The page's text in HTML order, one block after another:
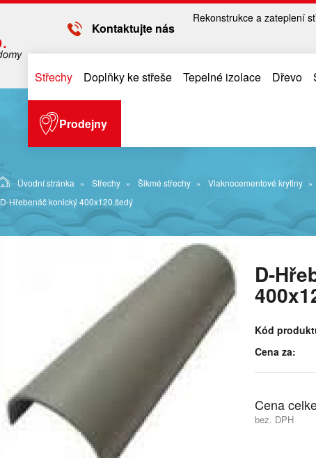
Rekonstrukce a zateplení
Kontaktujte nás
Střechy Doplňky ke střeše Tepelné izolace Dřevo
Prodejny
Úvodní stránka Střechy Šikmé střechy
Vlaknocementové krytiny
D-Hřebenáč konický 400x120.šedý
D-
Kód
Cena za:
Cena
bez. DPH